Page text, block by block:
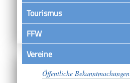
Tourismus
FFW
VereineSatzungen
Öffentliche Bekanntmachungen